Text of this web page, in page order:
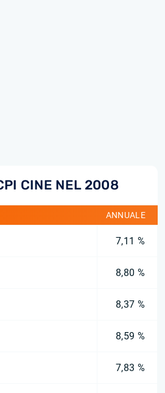
CINE NEL 2008
ANNUALE
7,11 %
8,80 %
8,37 %
8,59 %
7,83 %